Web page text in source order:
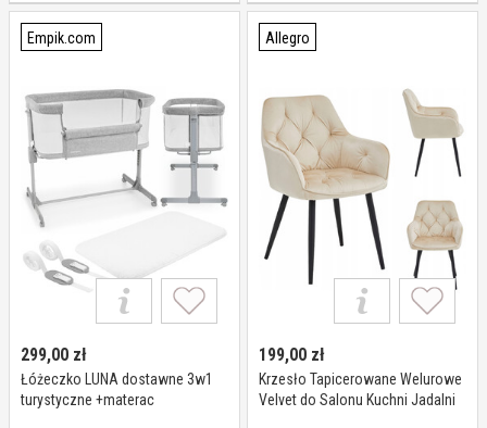
Empik.com
299,00 zł
Łóżeczko LUNA dostawne 3w1
turystyczne +materac
Allegro
199,00 zł
Krzesło Tapicerowane Welurowe
Velvet do Salonu Kuchni Jadalni